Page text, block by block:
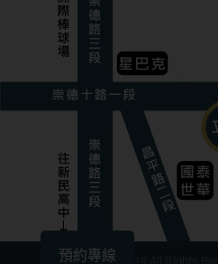
版權所有©2019 All Rights
預約專線